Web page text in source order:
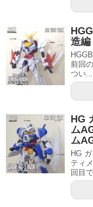
造編
前回
つい...
HG
ム
ム
HG
ティ
回目で